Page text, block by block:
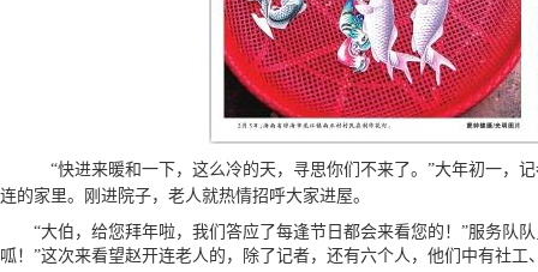
“快进来暖和一下，这么冷的天，寻思你们不来了。”大年初一，
连的家里。刚进院子，老人就热情招呼大家进屋。
“大伯，给您拜年啦，我们答应了每逢节日都会来看您的！”服务队
呱！”这次来看望赵开连老人的，除了记者，还有六个人，他们中有社工